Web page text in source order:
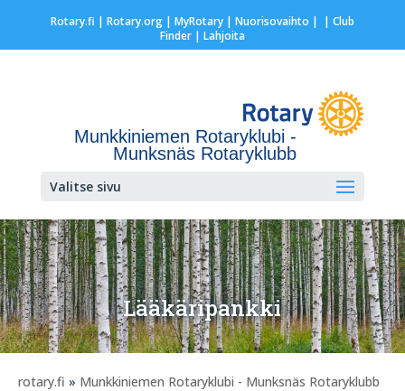
Rotary.fi | Rotary.org| MyRotary | Nuorisovaihto | | Club
Finder| Lahjoita
Munkkiniemen Rotaryklubi -
Munksnäs Rotaryklubb
Valitse sivu
Lääkäripankki
rotary.fi » Munkkiniemen Rotaryklubi - Munksnäs Rotaryklubb